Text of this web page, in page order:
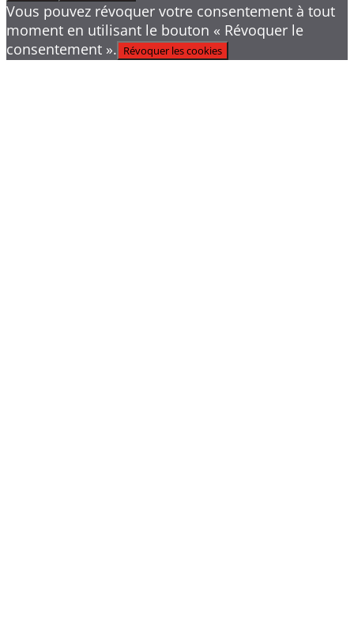
Vous pouvez révoquer votre consentement à tout
moment en utilisant le bouton « Révoquer le
consentement ». Révoquer les cookies